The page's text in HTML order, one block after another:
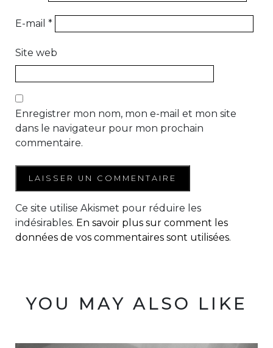
E-mail *
Site web
Enregistrer mon nom, mon e-mail et mon site
dans le navigateur pour mon prochain
commentaire.
Ce site utilise Akismet pour réduire les
indésirables. En savoir plus sur comment les
données de vos commentaires sont utilisées.
YOU MAY ALSO LIKE